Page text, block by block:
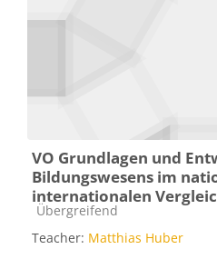
VO Grundlagen und
Bildungswesens im
internationalen
Kursbereich
Übergreifend
Teacher: Matthias Huber